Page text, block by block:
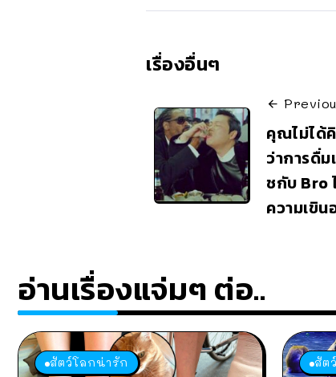
เรื่องอื่นๆ
คุณไม่ได้
ว่าการดื่
ชกับ Bro
ความเขิน
อ่านเรื่องแจ่มๆ ต่อ..
สัตว์โลกน่ารัก สัต